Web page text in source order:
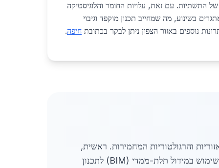
התשתיות. עם זאת, עלויות החומר והלוגיסטיקה
בשינוע, מה שמחייב תכנון מוקפד וגיבוי
נוספים באזור הצפון ניתן לבקר בכתובת חיפה.
והרגולטוריות המחמירות. ראשית,
ניתוח הצרכים מתבצע תוך הדגשה על עמידות לחומרים קורוזיביים ועמידה בתנאי ים קשים. לאחר מכן, נעשה שימוש במידול תלת-ממדי (BIM) לתכנון